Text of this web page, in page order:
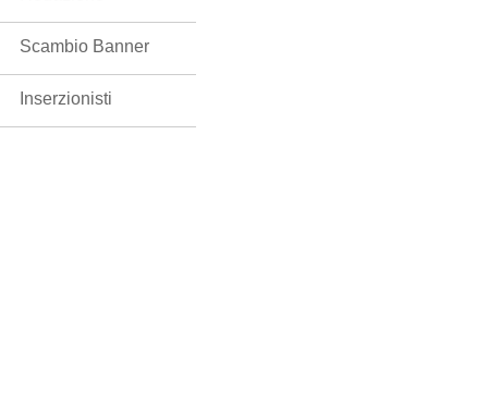
Scambio Banner
Inserzionisti